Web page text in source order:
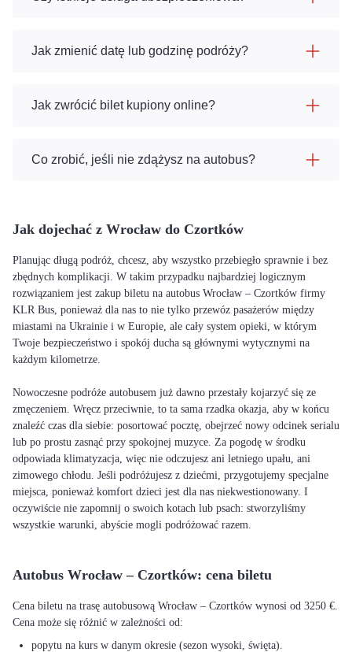
Jak zmienić datę lub godzinę podróży?
Jak zwrócić bilet kupiony online?
Co zrobić, jeśli nie zdążysz na autobus?
Jak dojechać z Wrocław do Czortków
Planując długą podróż, chcesz, aby wszystko przebiegło sprawnie i bez
zbędnych komplikacji. W takim przypadku najbardziej logicznym
rozwiązaniem jest zakup biletu na autobus Wrocław – Czortków firmy
KLR Bus, ponieważ dla nas to nie tylko przewóz pasażerów między
miastami na Ukrainie i w Europie, ale cały system opieki, w którym
Twoje bezpieczeństwo i spokój ducha są głównymi wytycznymi na
każdym kilometrze.
Nowoczesne podróże autobusem już dawno przestały kojarzyć się ze
zmęczeniem. Wręcz przeciwnie, to ta sama rzadka okazja, aby w końcu
znaleźć czas dla siebie: posortować pocztę, obejrzeć nowy odcinek serialu
lub po prostu zasnąć przy spokojnej muzyce. Za pogodę w środku
odpowiada klimatyzacja, więc nie odczujesz ani letniego upału, ani
zimowego chłodu. Jeśli podróżujesz z dziećmi, przygotujemy specjalne
miejsca, ponieważ komfort dzieci jest dla nas niekwestionowany. I
oczywiście nie zapomnij o swoich kotach lub psach: stworzyliśmy
wszystkie warunki, abyście mogli podróżować razem.
Autobus Wrocław – Czortków: cena biletu
Cena biletu na trasę autobusową Wrocław – Czortków wynosi od 3250 €.
Cena może się różnić w zależności od:
popytu na kurs w danym okresie (sezon wysoki, święta).